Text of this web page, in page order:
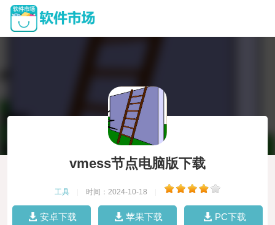
vmess节点电脑版下载
工具 时间：2024-10-18
安卓下载 苹果下载 PC下载